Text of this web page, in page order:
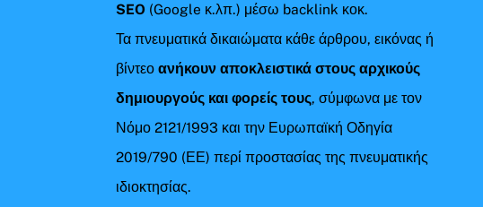
SEO (Google κ.λπ.) μέσω backlink κοκ.
Τα πνευματικά δικαιώματα κάθε άρθρου, εικόνας ή
βίντεοανήκουν αποκλειστικά στους αρχικούς
δημιουργούς και φορείς τους, σύμφωνα με τον
Νόμο 2121/1993 και την Ευρωπαϊκή Οδηγία
2019/790 (ΕΕ) περί προστασίας της πνευματικής
ιδιοκτησίας.